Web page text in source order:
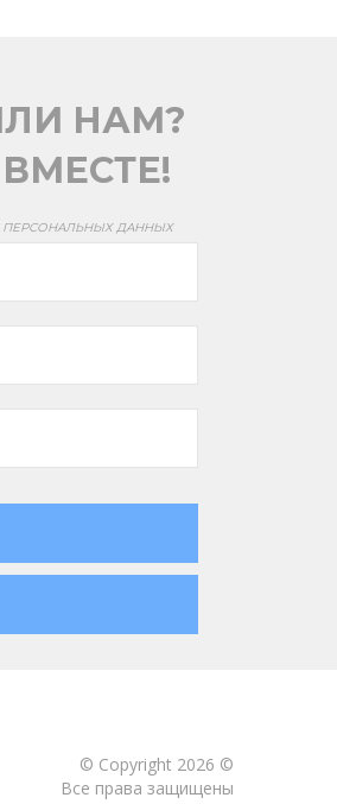
НАМ?
ПЕРСОНАЛЬНЫХ ДАННЫХ
© Copyright 2026 ©
Все права защищены